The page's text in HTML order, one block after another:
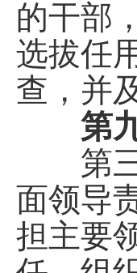
的干部
选拔任
查，并
第
第三
面领导
担主要